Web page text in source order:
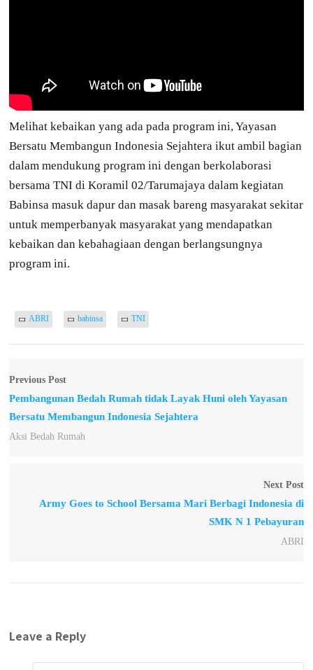
Melihat kebaikan yang ada pada program ini, Yayasan
Bersatu Membangun Indonesia Sejahtera ikut ambil bagian
dalam mendukung program ini dengan berkolaborasi
bersama TNI di Koramil 02/Tarumajaya dalam kegiatan
Babinsa masuk dapur dan masak bareng masyarakat sekitar
untuk memperbanyak masyarakat yang mendapatkan
kebaikan dan kebahagiaan dengan berlangsungnya
program ini.
ABRI babinsa TNI
Previous Post
Pembangunan Bedah Rumah tidak Layak Huni oleh Yayasan
Bersatu Membangun Indonesia Sejahtera
Aksi Bedah Rumah
Next Post
Army Goes to School Bersama Mari Berbagi Indonesia di
SMK N 1 Pebayuran
ABRI
Leave a Reply